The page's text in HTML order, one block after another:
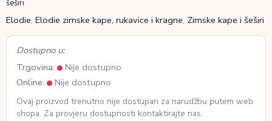
šeširi
Elodie, Elodie zimske kape, rukavice i kragne, Zimske kape i šeširi
Dostupno u:
Trgovina:
Nije dostupno
Online:
Nije dostupno
Ovaj proizvod trenutno nije dostupan za narudžbu putem web
shopa. Za provjeru dostupnosti kontaktirajte nas.